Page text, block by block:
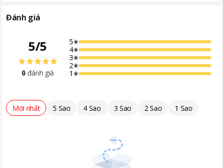
Đánh giá
5/5
0 đánh giá
5
4
3
2
1
Mới nhất 5 Sao 4 Sao 3 Sao 2 Sao 1 Sao